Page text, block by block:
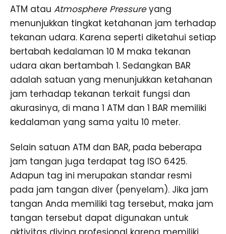
ATM atau Atmosphere Pressureyang
menunjukkan tingkat ketahanan jam terhadap
tekanan udara. Karena seperti diketahui setiap
bertabah kedalaman 10 M maka tekanan
udara akan bertambah 1. Sedangkan BAR
adalah satuan yang menunjukkan ketahanan
jam terhadap tekanan terkait fungsi dan
akurasinya, di mana 1 ATM dan 1 BAR memiliki
kedalaman yang sama yaitu 10 meter.
Selain satuan ATM dan BAR, pada beberapa
jam tangan juga terdapat tag ISO 6425.
Adapun tag ini merupakan standar resmi
pada jam tangan diver (penyelam). Jika jam
tangan Anda memiliki tag tersebut, maka jam
tangan tersebut dapat digunakan untuk